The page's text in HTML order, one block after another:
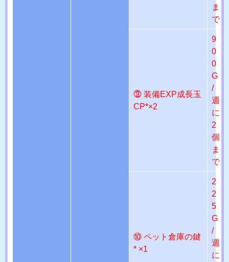
ま
で
⓽ 装備EXP成長玉
CP*×2
9
0
0
G
/
週
に
2
個
ま
で
⑩ ペット倉庫の鍵
* ×1
2
2
5
G
/
週
に